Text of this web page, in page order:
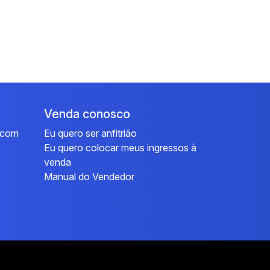
Venda conosco
Eu quero ser anfitrião
Eu quero colocar meus ingressos à
venda
Manual do Vendedor